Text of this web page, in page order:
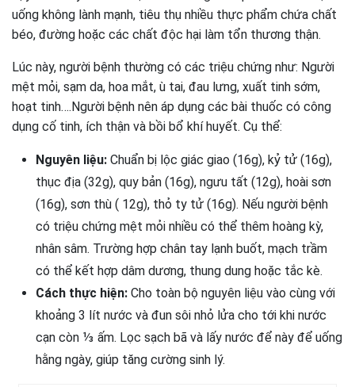
uống không lành mạnh, tiêu thụ nhiều thực phẩm chứa chất
béo, đường hoặc các chất độc hại làm tổn thương thận.
Lúc này, người bệnh thường có các triệu chứng như: Người
mệt mỏi, sạm da, hoa mắt, ù tai, đau lưng, xuất tinh sớm,
hoạt tinh….Người bệnh nên áp dụng các bài thuốc có công
dụng cố tinh, ích thận và bồi bổ khí huyết. Cụ thể:
Nguyên liệu: Chuẩn bị lộc giác giao (16g), kỷ tử (16g),
thục địa (32g), quy bản (16g), ngưu tất (12g), hoài sơn
(16g), sơn thù ( 12g), thỏ ty tử (16g). Nếu người bệnh
có triệu chứng mệt mỏi nhiều có thể thêm hoàng kỳ,
nhân sâm. Trường hợp chân tay lạnh buốt, mạch trầm
có thể kết hợp dâm dương, thung dung hoặc tắc kè.
Cách thực hiện: Cho toàn bộ nguyên liệu vào cùng với
khoảng 3 lít nước và đun sôi nhỏ lửa cho tới khi nước
cạn còn ⅓ ấm. Lọc sạch bã và lấy nước để này để uống
hằng ngày, giúp tăng cường sinh lý.